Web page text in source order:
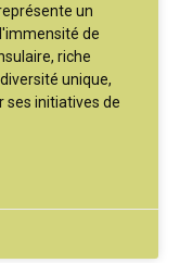
un
de
riche
unique,
ses initiatives de